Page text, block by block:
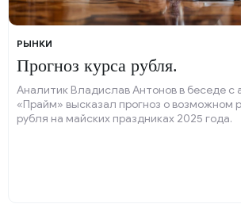
РЫНКИ
Прогноз курса рубля.
Аналитик Владислав Антонов в беседе с
«Прайм» высказал прогноз о возможном
рубля на майских праздниках 2025 года.